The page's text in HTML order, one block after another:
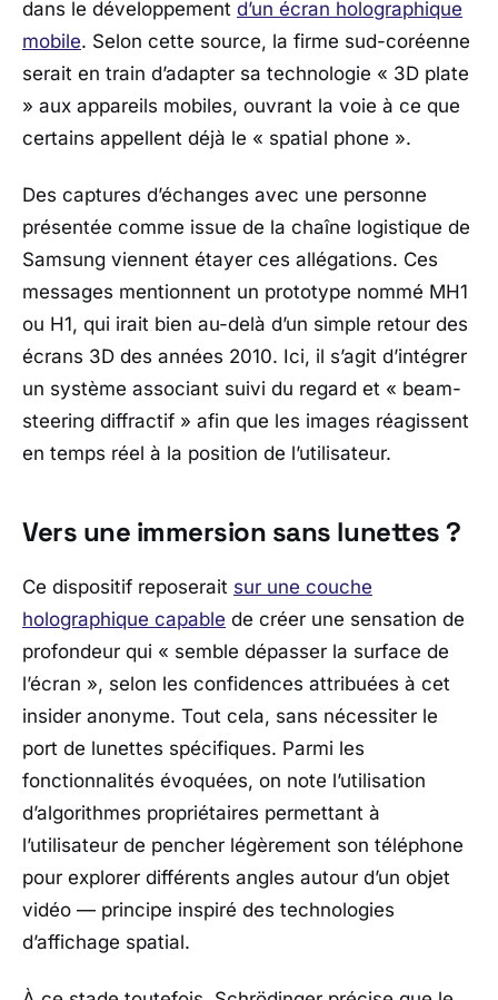
dans le développement d’un écran holographique
mobile. Selon cette source, la firme sud-coréenne
serait en train d’adapter sa technologie « 3D plate
» aux appareils mobiles, ouvrant la voie à ce que
certains appellent déjà le « spatial phone ».
Des captures d’échanges avec une personne
présentée comme issue de la chaîne logistique de
Samsung viennent étayer ces allégations. Ces
messages mentionnent un prototype nommé MH1
ou H1, qui irait bien au-delà d’un simple retour des
écrans 3D des années 2010. Ici, il s’agit d’intégrer
un système associant suivi du regard et « beam-
steering diffractif » afin que les images réagissent
en temps réel à la position de l’utilisateur.
Vers une immersion sans lunettes ?
Ce dispositif reposerait sur une couche
holographique capable de créer une sensation de
profondeur qui « semble dépasser la surface de
l’écran », selon les confidences attribuées à cet
insider anonyme. Tout cela, sans nécessiter le
port de lunettes spécifiques. Parmi les
fonctionnalités évoquées, on note l’utilisation
d’algorithmes propriétaires permettant à
l’utilisateur de pencher légèrement son téléphone
pour explorer différents angles autour d’un objet
vidéo — principe inspiré des technologies
d’affichage spatial.